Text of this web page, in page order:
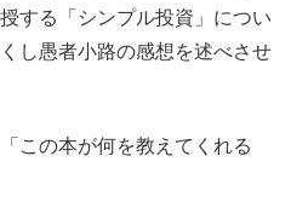
する「シンプル投資」につい
し愚者小路の感想を述べさせ
この本が何を教えてくれる